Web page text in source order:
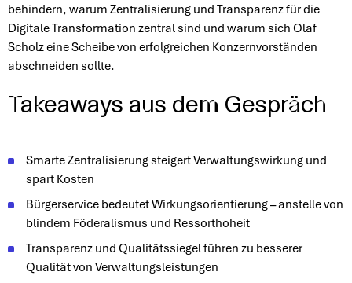
behindern, warum Zentralisierung und Transparenz für die
Digitale Transformation zentral sind und warum sich Olaf
Scholz eine Scheibe von erfolgreichen Konzernvorständen
abschneiden sollte.
Takeaways aus dem Gespräch
Smarte Zentralisierung steigert Verwaltungswirkung und
spart Kosten
Bürgerservice bedeutet Wirkungsorientierung – anstelle von
blindem Föderalismus und Ressorthoheit
Transparenz und Qualitätssiegel führen zu besserer
Qualität von Verwaltungsleistungen